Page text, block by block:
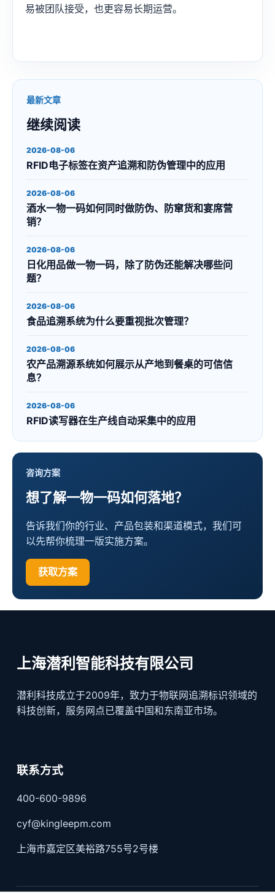
易被团队接受，也更容易长期运营。
最新文章
继续阅读
2026-08-06
RFID电子标签在资产追溯和防伪管理中的应用
2026-08-06
酒水一物一码如何同时做防伪、防窜货和宴席营
销？
2026-08-06
日化用品做一物一码，除了防伪还能解决哪些问
题？
2026-08-06
食品追溯系统为什么要重视批次管理？
2026-08-06
农产品溯源系统如何展示从产地到餐桌的可信信
息？
2026-08-06
RFID读写器在生产线自动采集中的应用
咨询方案
想了解一物一码如何落地？
告诉我们你的行业、产品包装和渠道模式，我们可
以先帮你梳理一版实施方案。
获取方案
上海潜利智能科技有限公司
潜利科技成立于2009年，致力于物联网追溯标识领域的
科技创新，服务网点已覆盖中国和东南亚市场。
联系方式
400-600-9896
cyf@kingleepm.com
上海市嘉定区美裕路755号2号楼